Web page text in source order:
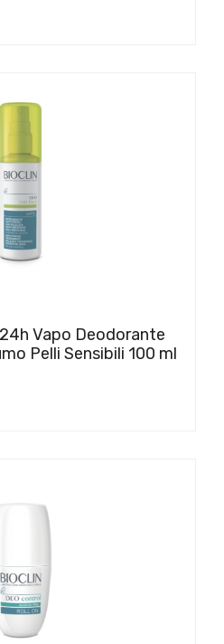
Vapo Deodorante
Pelli Sensibili 100 ml